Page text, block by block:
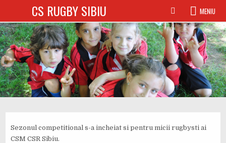
conținut
CS RUGBY SIBIU MENIU
Sezonul competitional s-a incheiat si pentru micii rugbysti ai
CSM CSR Sibiu.